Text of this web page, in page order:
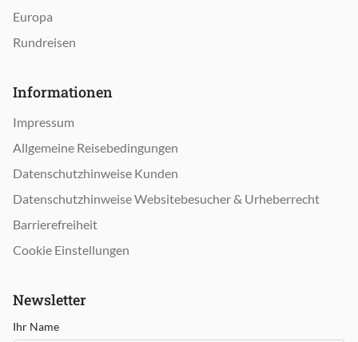
Europa
Rundreisen
Informationen
Impressum
Allgemeine Reisebedingungen
Datenschutzhinweise Kunden
Datenschutzhinweise Websitebesucher & Urheberrecht
Barrierefreiheit
Cookie Einstellungen
Newsletter
Ihr Name